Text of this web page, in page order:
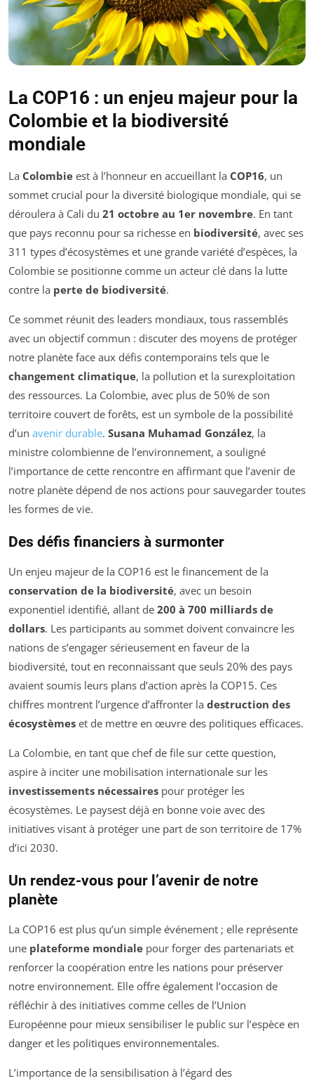
La COP16 : un enjeu majeur pour la
Colombie et la biodiversité
mondiale
La Colombie est à l’honneur en accueillant la COP16, un
sommet crucial pour la diversité biologique mondiale, qui se
déroulera à Cali du 21 octobre au 1er novembre. En tant
que pays reconnu pour sa richesse en biodiversité, avec ses
311 types d’écosystèmes et une grande variété d’espèces, la
Colombie se positionne comme un acteur clé dans la lutte
contre la perte de biodiversité.
Ce sommet réunit des leaders mondiaux, tous rassemblés
avec un objectif commun : discuter des moyens de protéger
notre planète face aux défis contemporains tels que le
changement climatique, la pollution et la surexploitation
des ressources. La Colombie, avec plus de 50% de son
territoire couvert de forêts, est un symbole de la possibilité
d’un avenir durable. Susana Muhamad González, la
ministre colombienne de l’environnement, a souligné
l’importance de cette rencontre en affirmant que l’avenir de
notre planète dépend de nos actions pour sauvegarder toutes
les formes de vie.
Des défis financiers à surmonter
Un enjeu majeur de la COP16 est le financement de la
conservation de la biodiversité, avec un besoin
exponentiel identifié, allant de 200 à 700 milliards de
dollars. Les participants au sommet doivent convaincre les
nations de s’engager sérieusement en faveur de la
biodiversité, tout en reconnaissant que seuls 20% des pays
avaient soumis leurs plans d’action après la COP15. Ces
chiffres montrent l’urgence d’affronter la destruction des
écosystèmes et de mettre en œuvre des politiques efficaces.
La Colombie, en tant que chef de file sur cette question,
aspire à inciter une mobilisation internationale sur les
investissements nécessaires pour protéger les
écosystèmes. Le paysest déjà en bonne voie avec des
initiatives visant à protéger une part de son territoire de 17%
d’ici 2030.
Un rendez-vous pour l’avenir de notre
planète
La COP16 est plus qu’un simple événement ; elle représente
une plateforme mondiale pour forger des partenariats et
renforcer la coopération entre les nations pour préserver
notre environnement. Elle offre également l’occasion de
réfléchir à des initiatives comme celles de l’Union
Européenne pour mieux sensibiliser le public sur l’espèce en
danger et les politiques environnementales.
L’importance de la sensibilisation à l’égard des